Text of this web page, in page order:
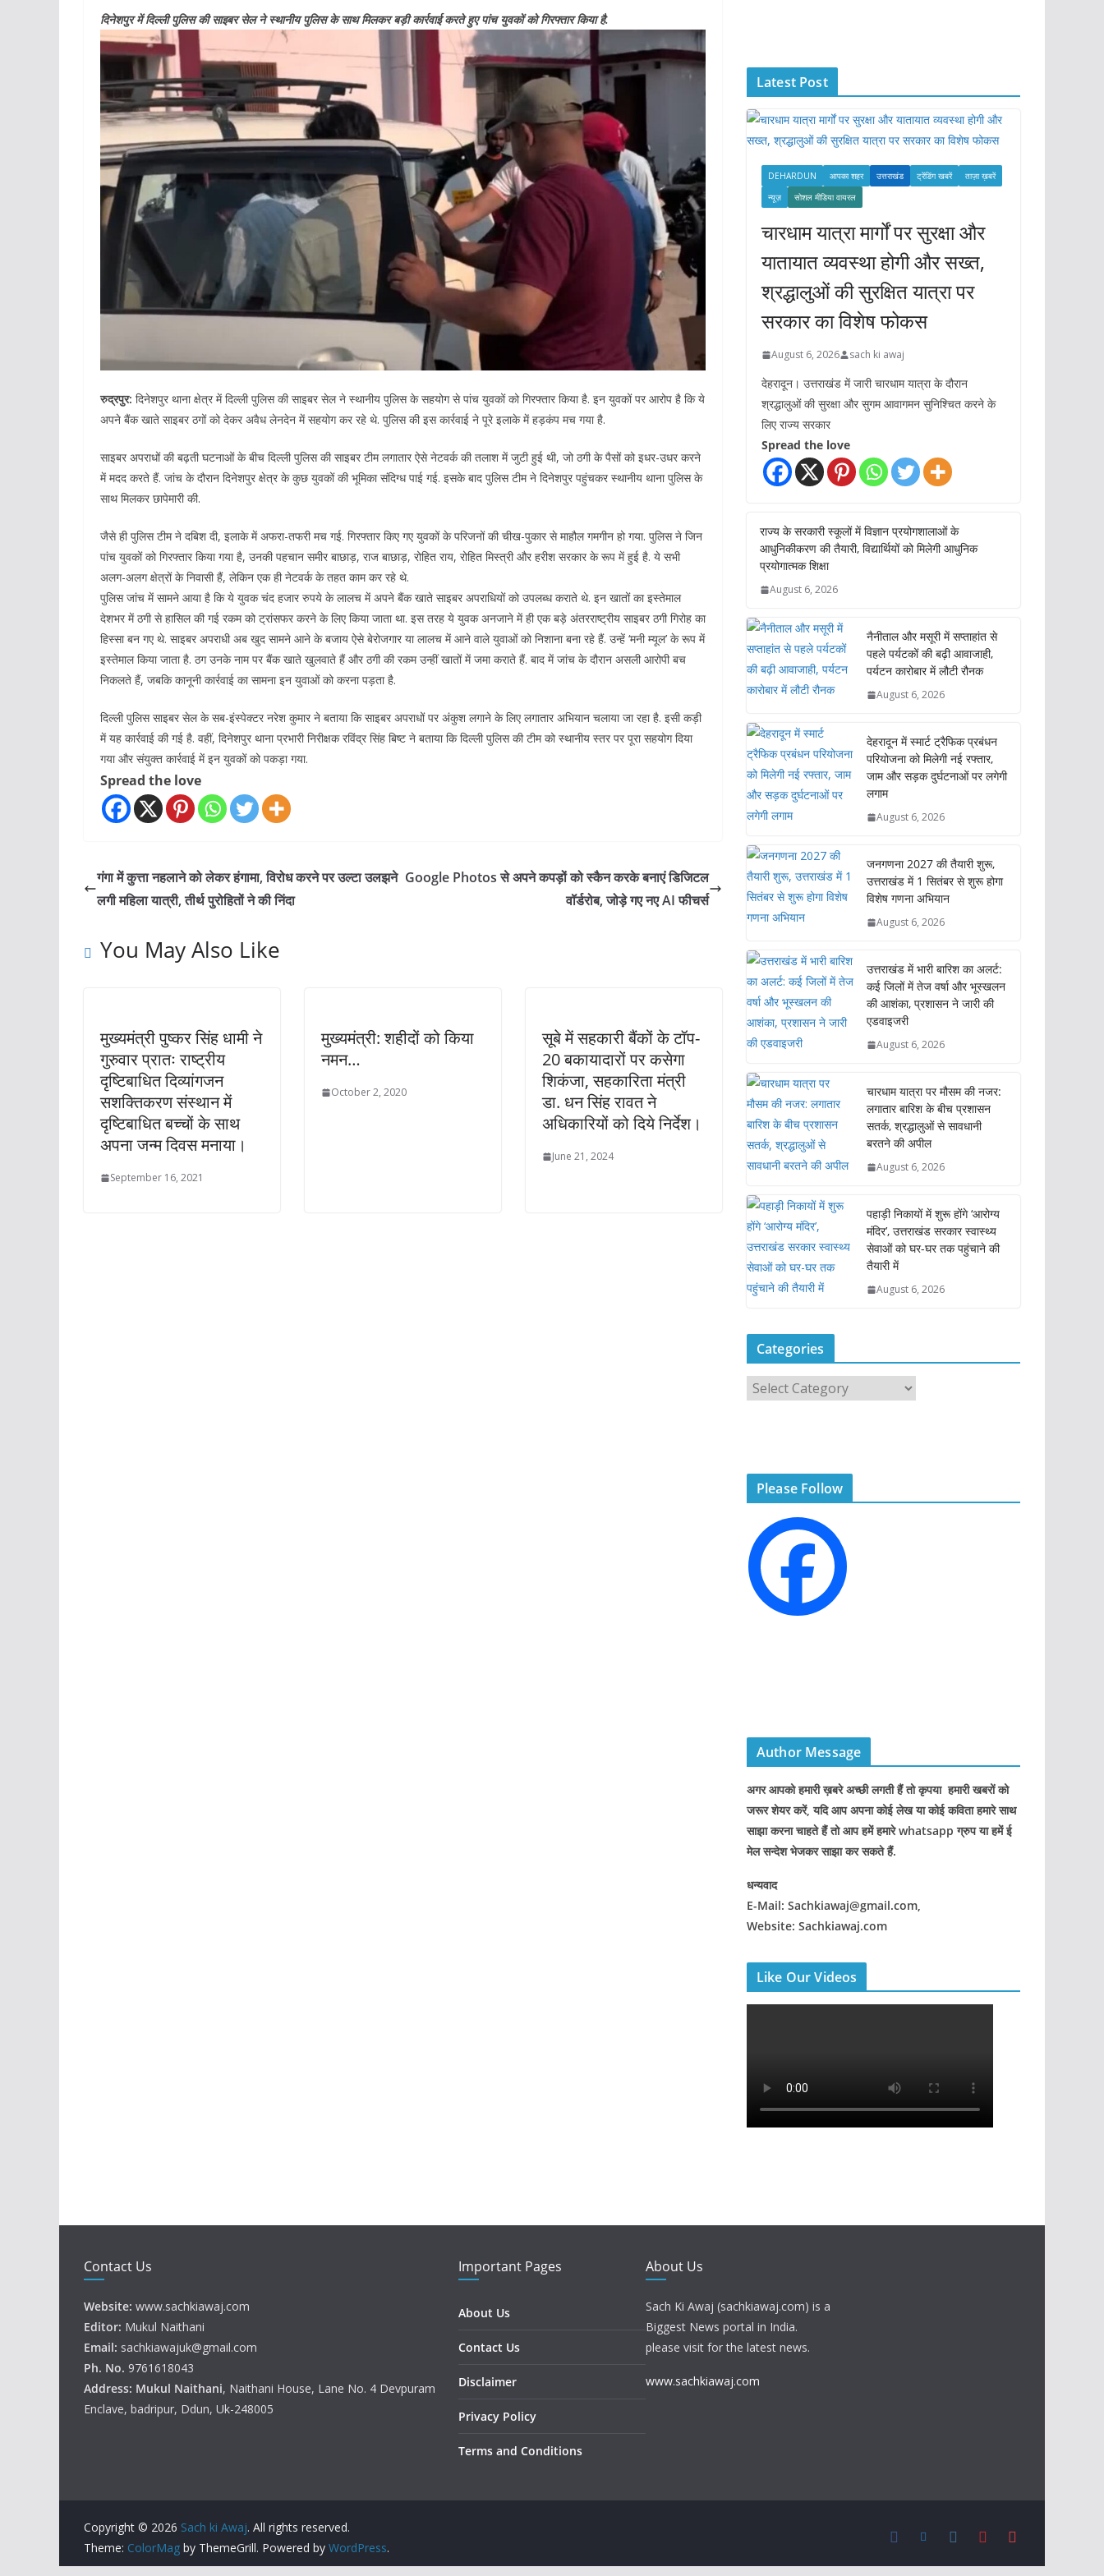
दिनेशपुर में दिल्ली पुलिस की साइबर सेल ने स्थानीय पुलिस के साथ मिलकर बड़ी कार्रवाई करते हुए पांच युवकों को गिरफ्तार किया है.
रुद्रपुर: दिनेशपुर थाना क्षेत्र में दिल्ली पुलिस की साइबर सेल ने स्थानीय पुलिस के सहयोग से पांच युवकों को गिरफ्तार किया है. इन युवकों पर आरोप है कि ये
अपने बैंक खाते साइबर ठगों को देकर अवैध लेनदेन में सहयोग कर रहे थे. पुलिस की इस कार्रवाई ने पूरे इलाके में हड़कंप मच गया है.
साइबर अपराधों की बढ़ती घटनाओं के बीच दिल्ली पुलिस की साइबर टीम लगातार ऐसे नेटवर्क की तलाश में जुटी हुई थी, जो ठगी के पैसों को इधर-उधर करने
में मदद करते हैं. जांच के दौरान दिनेशपुर क्षेत्र के कुछ युवकों की भूमिका संदिग्ध पाई गई. इसके बाद पुलिस टीम ने दिनेशपुर पहुंचकर स्थानीय थाना पुलिस के
साथ मिलकर छापेमारी की.
जैसे ही पुलिस टीम ने दबिश दी, इलाके में अफरा-तफरी मच गई. गिरफ्तार किए गए युवकों के परिजनों की चीख-पुकार से माहौल गमगीन हो गया. पुलिस ने जिन
पांच युवकों को गिरफ्तार किया गया है, उनकी पहचान समीर बाछाड़, राज बाछाड़, रोहित राय, रोहित मिस्त्री और हरीश सरकार के रूप में हुई है. ये सभी
अलग-अलग क्षेत्रों के निवासी हैं, लेकिन एक ही नेटवर्क के तहत काम कर रहे थे.
पुलिस जांच में सामने आया है कि ये युवक चंद हजार रुपये के लालच में अपने बैंक खाते साइबर अपराधियों को उपलब्ध कराते थे. इन खातों का इस्तेमाल
देशभर में ठगी से हासिल की गई रकम को ट्रांसफर करने के लिए किया जाता था. इस तरह ये युवक अनजाने में ही एक बड़े अंतरराष्ट्रीय साइबर ठगी गिरोह का
हिस्सा बन गए थे. साइबर अपराधी अब खुद सामने आने के बजाय ऐसे बेरोजगार या लालच में आने वाले युवाओं को निशाना बना रहे हैं. उन्हें ‘मनी म्यूल’ के रूप में
इस्तेमाल किया जाता है. ठग उनके नाम पर बैंक खाते खुलवाते हैं और ठगी की रकम उन्हीं खातों में जमा कराते हैं. बाद में जांच के दौरान असली आरोपी बच
निकलते हैं, जबकि कानूनी कार्रवाई का सामना इन युवाओं को करना पड़ता है.
दिल्ली पुलिस साइबर सेल के सब-इंस्पेक्टर नरेश कुमार ने बताया कि साइबर अपराधों पर अंकुश लगाने के लिए लगातार अभियान चलाया जा रहा है. इसी कड़ी
में यह कार्रवाई की गई है. वहीं, दिनेशपुर थाना प्रभारी निरीक्षक रविंद्र सिंह बिष्ट ने बताया कि दिल्ली पुलिस की टीम को स्थानीय स्तर पर पूरा सहयोग दिया
गया और संयुक्त कार्रवाई में इन युवकों को पकड़ा गया.
Spread the love
गंगा में कुत्ता नहलाने को लेकर हंगामा, विरोध करने पर उल्टा उलझने
लगी महिला यात्री, तीर्थ पुरोहितों ने की निंदा
Google Photos से अपने कपड़ों को स्कैन करके बनाएं डिजिटल
वॉर्डरोब, जोड़े गए नए AI फीचर्स
You May Also Like
मुख्यमंत्री पुष्कर सिंह धामी ने
गुरुवार प्रातः राष्ट्रीय
दृष्टिबाधित दिव्यांगजन
सशक्तिकरण संस्थान में
दृष्टिबाधित बच्चों के साथ
अपना जन्म दिवस मनाया।
September 16, 2021
मुख्यमंत्री: शहीदों को किया
नमन…
October 2, 2020
सूबे में सहकारी बैंकों के टॉप-
20 बकायादारों पर कसेगा
शिकंजा, सहकारिता मंत्री
डा. धन सिंह रावत ने
अधिकारियों को दिये निर्देश।
June 21, 2024
e
s
Latest Post
DEHARDUN आपका शहर उत्तराखंड ट्रेंडिंग खबरें
ताज़ा ख़बरें
न्यूज़
सोशल मीडिया वायरल
चारधाम यात्रा मार्गों पर सुरक्षा और
यातायात व्यवस्था होगी और सख्त,
श्रद्धालुओं की सुरक्षित यात्रा पर
सरकार का विशेष फोकस
August 6, 2026 sach ki awaj
देहरादून। उत्तराखंड में जारी चारधाम यात्रा के दौरान
श्रद्धालुओं की सुरक्षा और सुगम आवागमन सुनिश्चित करने के
लिए राज्य सरकार
Spread the love
राज्य के सरकारी स्कूलों में विज्ञान प्रयोगशालाओं के
आधुनिकीकरण की तैयारी, विद्यार्थियों को मिलेगी आधुनिक
प्रयोगात्मक शिक्षा
August 6, 2026
नैनीताल और मसूरी में सप्ताहांत से
पहले पर्यटकों की बढ़ी आवाजाही,
पर्यटन कारोबार में लौटी रौनक
August 6, 2026
देहरादून में स्मार्ट ट्रैफिक प्रबंधन
परियोजना को मिलेगी नई रफ्तार,
जाम और सड़क दुर्घटनाओं पर लगेगी
लगाम
August 6, 2026
जनगणना 2027 की तैयारी शुरू,
उत्तराखंड में 1 सितंबर से शुरू होगा
विशेष गणना अभियान
August 6, 2026
उत्तराखंड में भारी बारिश का अलर्ट:
कई जिलों में तेज वर्षा और भूस्खलन
की आशंका, प्रशासन ने जारी की
एडवाइजरी
August 6, 2026
चारधाम यात्रा पर मौसम की नजर:
लगातार बारिश के बीच प्रशासन
सतर्क, श्रद्धालुओं से सावधानी
बरतने की अपील
August 6, 2026
पहाड़ी निकायों में शुरू होंगे ‘आरोग्य
मंदिर’, उत्तराखंड सरकार स्वास्थ्य
सेवाओं को घर-घर तक पहुंचाने की
तैयारी में
August 6, 2026
Categories
a
r
e
s
Please Follow
Author Message
अगर आपको हमारी ख़बरे अच्छी लगती हैं तो कृपया हमारी खबरों को
जरूर शेयर करें, यदि आप अपना कोई लेख या कोई कविता हमारे साथ
साझा करना चाहते हैं तो आप हमें हमारे whatsapp ग्रुप या हमें ई
मेल सन्देश भेजकर साझा कर सकते हैं.
धन्यवाद
E-Mail: Sachkiawaj@gmail.com,
Website: Sachkiawaj.com
Like Our Videos
Contact Us
Website: www.sachkiawaj.com
Editor: Mukul Naithani
Email: sachkiawajuk@gmail.com
Ph. No. 9761618043
Address: Mukul Naithani, Naithani House, Lane No. 4 Devpuram
Enclave, badripur, Ddun, Uk-248005
Important Pages
About Us
Contact Us
Disclaimer
Privacy Policy
Terms and Conditions
About Us
Sach Ki Awaj (sachkiawaj.com) is a
Biggest News portal in India.
please visit for the latest news.
www.sachkiawaj.com
Copyright © 2026 Sach ki Awaj. All rights reserved.
Theme: ColorMag by ThemeGrill. Powered by WordPress.